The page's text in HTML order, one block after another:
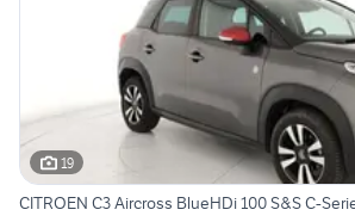
19
CITROEN C3 Aircross BlueHDi 100 S&S C-